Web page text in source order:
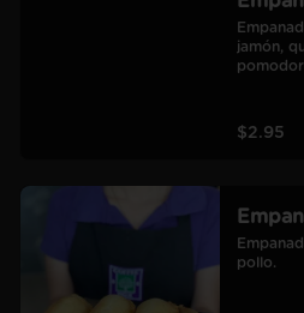
jamón,
$2.95
pollo.